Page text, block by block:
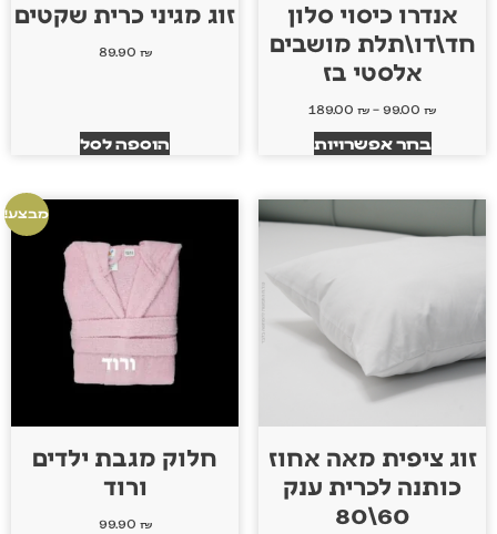
אנדרו כיסוי סלון
חד\דו\תלת מושבים
אלסטי בז
99.00 ₪
–
189.00 ₪
בחר אפשרויות
זוג מגיני כרית שקטים
89.90 ₪
הוספה לסל
זוג ציפית מאה אחוז
כותנה לכרית ענק
60\80
מבצע!
חלוק מגבת ילדים
ורוד
99.90 ₪